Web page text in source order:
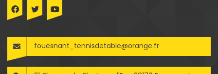
fouesnant_tennisdetable@orange.fr